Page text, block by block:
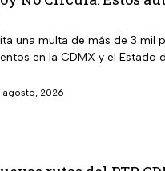
una multa de más de 3 mil
en la CDMX y el Estado
agosto, 2026